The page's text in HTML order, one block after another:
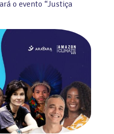
o evento “Justiça